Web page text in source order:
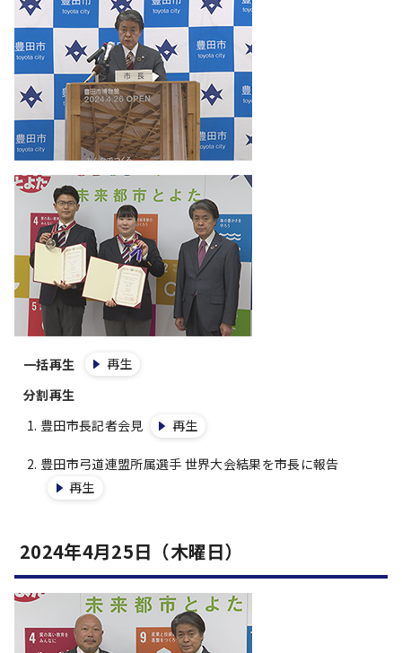
一括再生
再生
分割再生
豊田市長記者会見
再生
豊田市弓道連盟所属選手 世界大会結果を市長に報告
再生
2024年4月25日（木曜日）